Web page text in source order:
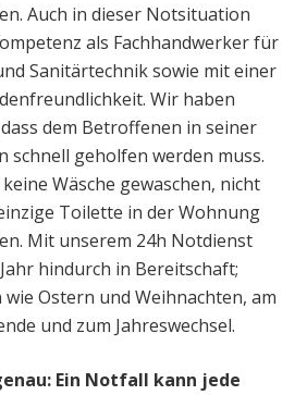
Auch in dieser Notsituation
als Fachhandwerker für
Sanitärtechnik sowie mit einer
Wir haben
dem Betroffenen in seiner
schnell geholfen werden muss.
Wäsche gewaschen, nicht
Toilette in der Wohnung
Mit unserem 24h Notdienst
hindurch in Bereitschaft;
Ostern und Weihnachten, am
und zum Jahreswechsel.
Ein Notfall kann jede